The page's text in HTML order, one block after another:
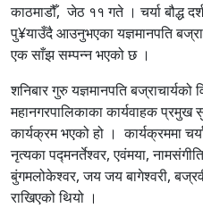
काठमाडौँ, जेठ ११ गते । चर्या बौद्ध
पु¥याउँदै आउनुभएका यज्ञमानपति
एक साँझ सम्पन्न भएको छ ।
शनिबार गुरु यज्ञमानपति
महानगरपालिकाका कार्यवाहक
कार्यक्रम भएको हो । कार्यक्रममा
नृत्यका पद्मनर्तेश्वर, एवंमया,
बुंगमलोकेश्वर, जय जय बागेश्वरी,
राखिएको थियो ।